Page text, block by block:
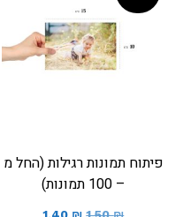
פיתוח תמונות רגילות (החל מ
– 100 תמונות)